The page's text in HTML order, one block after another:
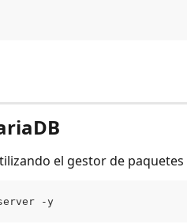
el gestor de paquetes
-y